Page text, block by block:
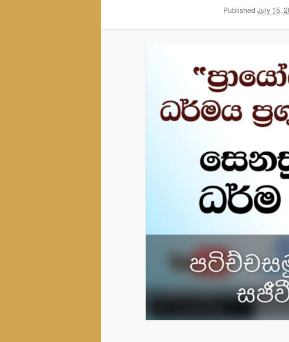
Published July 15,